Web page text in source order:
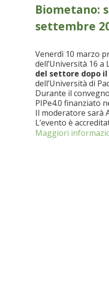
Biometano:
settembre
Venerdì 10 marzo
dell’Università 16
del settore dopo il
dell’Università di
Durante il convegno
PIPe4.0 finanziato
Il moderatore sarà
L’evento è
Maggiori